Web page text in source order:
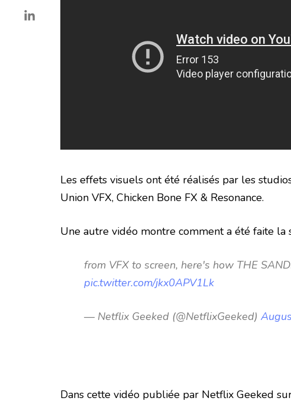
Les effets visuels ont été réalisés par les
Union VFX, Chicken Bone FX & Resonance.
Une autre vidéo montre comment a été faite la
from VFX to screen, here's how THE
pic.twitter.com/jkx0APV1Lk
— Netflix Geeked (@NetflixGeeked)
Dans cette vidéo publiée par Netflix Geeked